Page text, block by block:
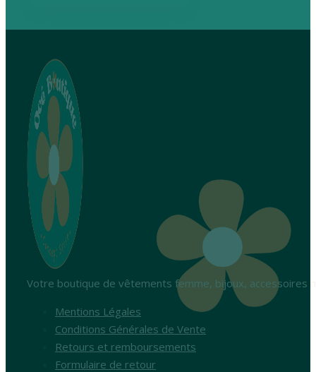
Votre boutique de vêtements femme, bijoux, accessoires
Mentions Légales
Conditions Générales de Vente
Retours et remboursements
Formulaire de retour